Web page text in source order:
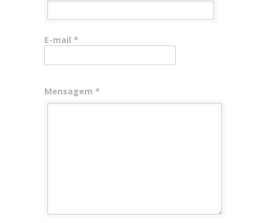
E-mail *
Mensagem *